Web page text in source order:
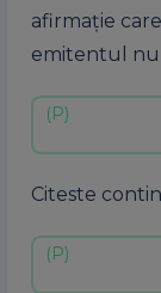
afirmație
emitentul nu
Citeste